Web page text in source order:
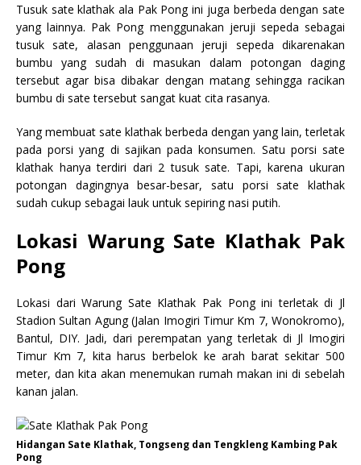
Tusuk sate klathak ala Pak Pong ini juga berbeda dengan sate
yang lainnya. Pak Pong menggunakan jeruji sepeda sebagai
tusuk sate, alasan penggunaan jeruji sepeda dikarenakan
bumbu yang sudah di masukan dalam potongan daging
tersebut agar bisa dibakar dengan matang sehingga racikan
bumbu di sate tersebut sangat kuat cita rasanya.
Yang membuat sate klathak berbeda dengan yang lain, terletak
pada porsi yang di sajikan pada konsumen. Satu porsi sate
klathak hanya terdiri dari 2 tusuk sate. Tapi, karena ukuran
potongan dagingnya besar-besar, satu porsi sate klathak
sudah cukup sebagai lauk untuk sepiring nasi putih.
Lokasi Warung Sate Klathak Pak
Pong
Lokasi dari Warung Sate Klathak Pak Pong ini terletak di Jl
Stadion Sultan Agung (Jalan Imogiri Timur Km 7, Wonokromo),
Bantul, DIY. Jadi, dari perempatan yang terletak di Jl Imogiri
Timur Km 7, kita harus berbelok ke arah barat sekitar 500
meter, dan kita akan menemukan rumah makan ini di sebelah
kanan jalan.
Hidangan Sate Klathak, Tongseng dan Tengkleng Kambing Pak
Pong